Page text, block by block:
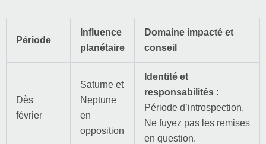
Période
Influence
planétaire
Domaine impacté et
conseil
Dès
février
Saturne et
Neptune
en
opposition
Identité et
responsabilités :
Période d’introspection.
Ne fuyez pas les remises
en question.